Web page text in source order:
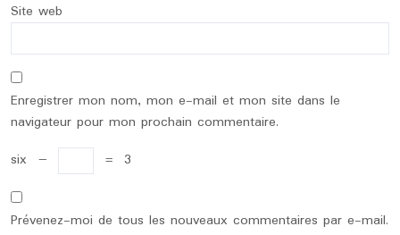
Site web
Enregistrer mon nom, mon e-mail et mon site dans le
navigateur pour mon prochain commentaire.
six − = 3
Prévenez-moi de tous les nouveaux commentaires par e-mail.